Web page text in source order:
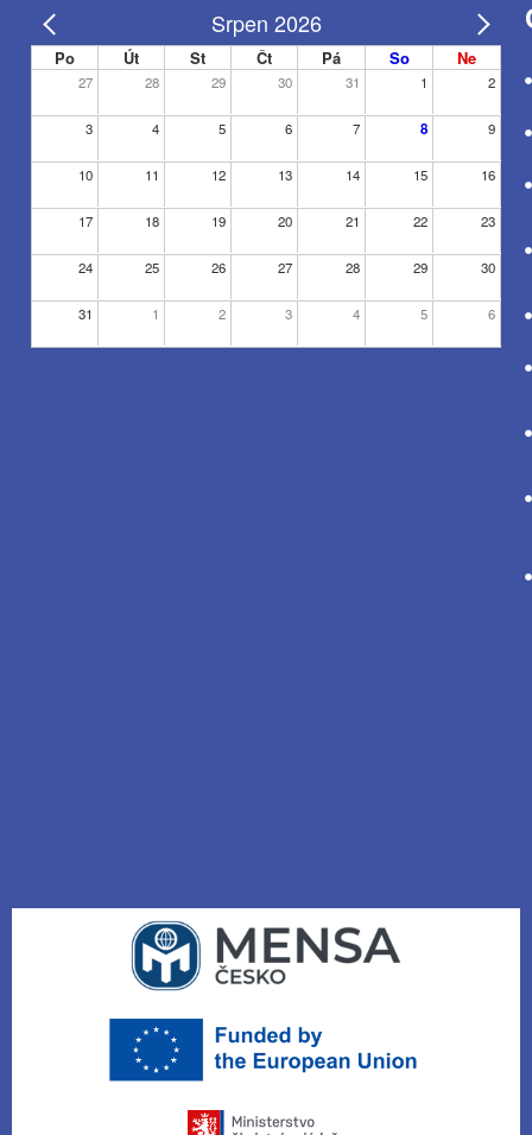
Srpen 2026
Po Út St Čt Pá So Ne
27 28 29 30 31 1 2
3 4 5 6 7 8 9
10 11 12 13 14 15 16
17 18 19 20 21 22 23
24 25 26 27 28 29 30
31 1 2 3 4 5 6